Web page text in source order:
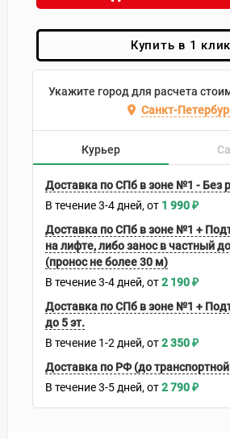
Купить в 1 клик
Укажите город для расчета
Санкт-
Курьер
Доставка по СПб в зоне №1 - Без
В течение3-4 дней 1 990₽
Доставка по СПб в зоне №1 +
на лифте, либо занос в частный
(пронос не более 30 м)
В течение3-4 дней 2 190₽
Доставка по СПб в зоне №1 +
до 5 эт.
В течение 1-2 дней 2 350₽
Доставка по РФ (до
В течение3-5 дней 2 790₽